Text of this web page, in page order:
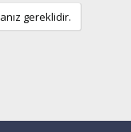
gereklidir.